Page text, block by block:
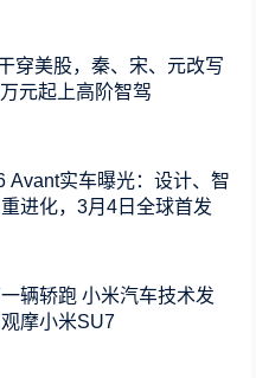
穿美股，秦、宋、元改写
元起上高阶智驾
Avant实车曝光：设计、智
进化，3月4日全球首发
辆轿跑 小米汽车技术发
摩小米SU7